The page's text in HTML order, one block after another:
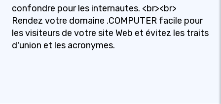
confondre pour les internautes. <br><br>
Rendez votre domaine .COMPUTER facile pour
les visiteurs de votre site Web et évitez les traits
d'union et les acronymes.